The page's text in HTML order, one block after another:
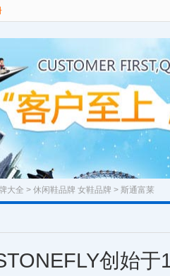
大全 > 休闲鞋品牌 女鞋品牌 > 斯通富莱
创始于